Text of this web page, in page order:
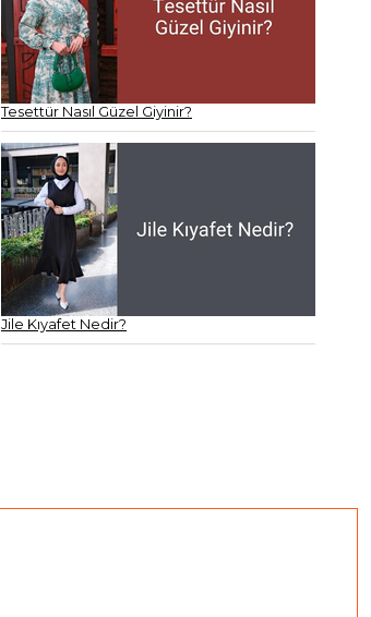
Tesettür Nasıl Güzel Giyinir?
Jile Kıyafet Nedir?